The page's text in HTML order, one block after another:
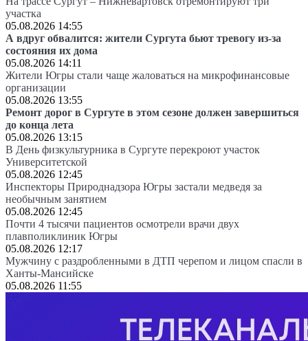
участка
05.08.2026 14:55
А вдруг обвалится: жители Сургута бьют тревогу из-за
состояния их дома
05.08.2026 14:11
Жители Югры стали чаще жаловаться на микрофинансовые
организации
05.08.2026 13:55
Ремонт дорог в Сургуте в этом сезоне должен завершиться
до конца лета
05.08.2026 13:15
В День физкультурника в Сургуте перекроют участок
Университетской
05.08.2026 12:45
Инспекторы Природнадзора Югры застали медведя за
необычным занятием
05.08.2026 12:45
Почти 4 тысячи пациентов осмотрели врачи двух
плавполиклиник Югры
05.08.2026 12:17
Мужчину с раздробленными в ДТП черепом и лицом спасли в
Ханты-Мансийске
05.08.2026 11:55